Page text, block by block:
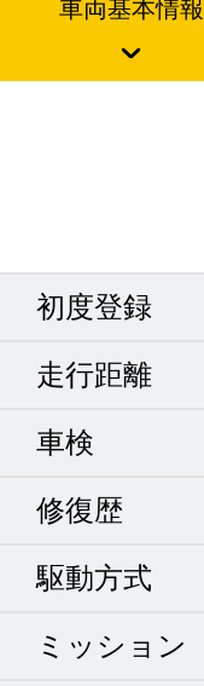
車両基本情報
初度登録
走行距離
車検
修復歴
駆動方式
ミッション